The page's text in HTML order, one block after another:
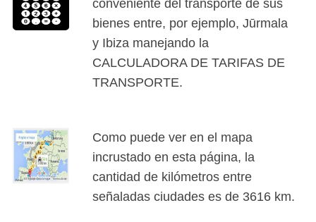
conveniente del transporte de sus
bienes entre, por ejemplo, Jūrmala
y Ibiza manejando la
CALCULADORA DE TARIFAS DE
TRANSPORTE.
Como puede ver en el mapa
incrustado en esta página, la
cantidad de kilómetros entre
señaladas ciudades es de 3616 km.